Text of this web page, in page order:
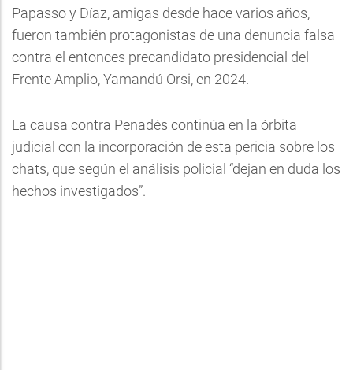
Papasso y Díaz, amigas desde hace varios años,
fueron también protagonistas de una denuncia falsa
contra el entonces precandidato presidencial del
Frente Amplio, Yamandú Orsi, en 2024.
La causa contra Penadés continúa en la órbita
judicial con la incorporación de esta pericia sobre los
chats, que según el análisis policial “dejan en duda los
hechos investigados”.